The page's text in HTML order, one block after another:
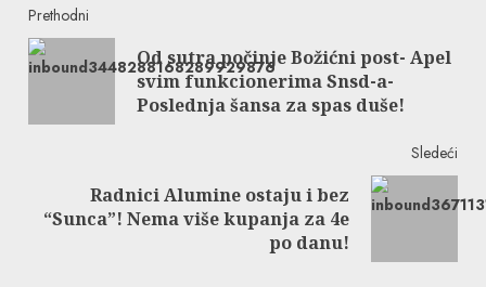
Continue
Reading
Prethodni
Od sutra počinje Božićni post- Apel
svim funkcionerima Snsd-a-
Poslednja šansa za spas duše!
Sledeći
Next
Radnici Alumine ostaju i bez
“Sunca”! Nema više kupanja za 4e
po danu!